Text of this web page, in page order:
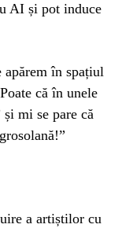
AI și pot induce
apărem în spațiul
că în unele
mi se pare că
a artiștilor cu